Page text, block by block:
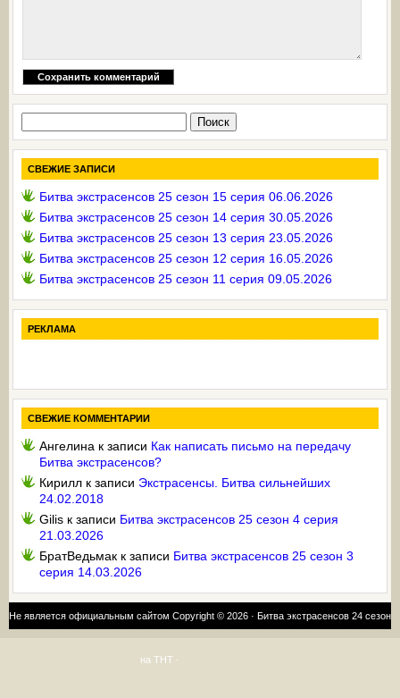
СВЕЖИЕ ЗАПИСИ
Битва экстрасенсов 25 сезон 15 серия 06.06.2026
Битва экстрасенсов 25 сезон 14 серия 30.05.2026
Битва экстрасенсов 25 сезон 13 серия 23.05.2026
Битва экстрасенсов 25 сезон 12 серия 16.05.2026
Битва экстрасенсов 25 сезон 11 серия 09.05.2026
РЕКЛАМА
СВЕЖИЕ КОММЕНТАРИИ
Ангелина к записи Как написать письмо на передачу
Битва экстрасенсов?
Кирилл к записи Экстрасенсы. Битва сильнейших
24.02.2018
Gilis к записи Битва экстрасенсов 25 сезон 4 серия
21.03.2026
БратВедьмак к записи Битва экстрасенсов 25 сезон 3
серия 14.03.2026
Не является официальным сайтом Copyright © 2026 · Битва экстрасенсов 24 сезон
на ТНТ ·